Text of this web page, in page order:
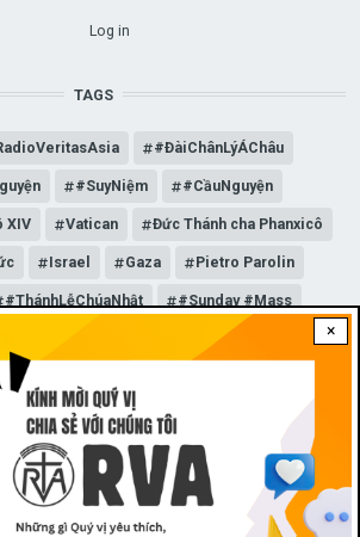
×
Log in
TAGS
#ĐàiChânLýÁChâu
#SuyNiệm #CầuNguyện
XIV Vatican Đức Thánh cha Phanxicô
Israel Gaza Pietro Parolin
#ThánhLễChúaNhật #Sunday #Mass
Giáo hoàng Lêô XIV General Audience
CONNECTED WITH US!